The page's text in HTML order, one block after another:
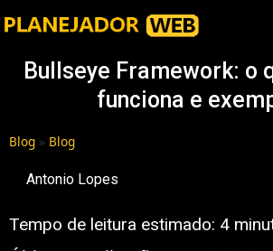
Bullseye Framework: o
funciona e
Blog » Blog
Antonio Lopes
Tempo de leitura estimado: 4